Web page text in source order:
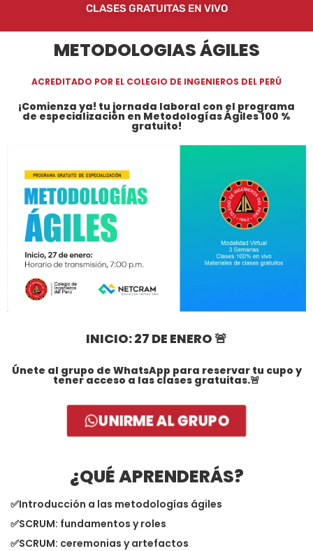
CLASES GRATUITAS EN VIVO
METODOLOGIAS ÁGILES
ACREDITADO POR EL COLEGIO DE INGENIEROS DEL PERÚ
¡Comienza ya! tu jornada laboral con el programa
de especialización en Metodologías Ágiles 100 %
gratuito!
INICIO: 27 DE ENERO 🚨
Únete al grupo de WhatsApp para reservar tu cupo y
tener acceso a las clases gratuitas.🚨
UNIRME AL GRUPO
¿QUÉ APRENDERÁS?
✅Introducción a las metodologías ágiles
✅SCRUM: fundamentos y roles
✅SCRUM: ceremonias y artefactos